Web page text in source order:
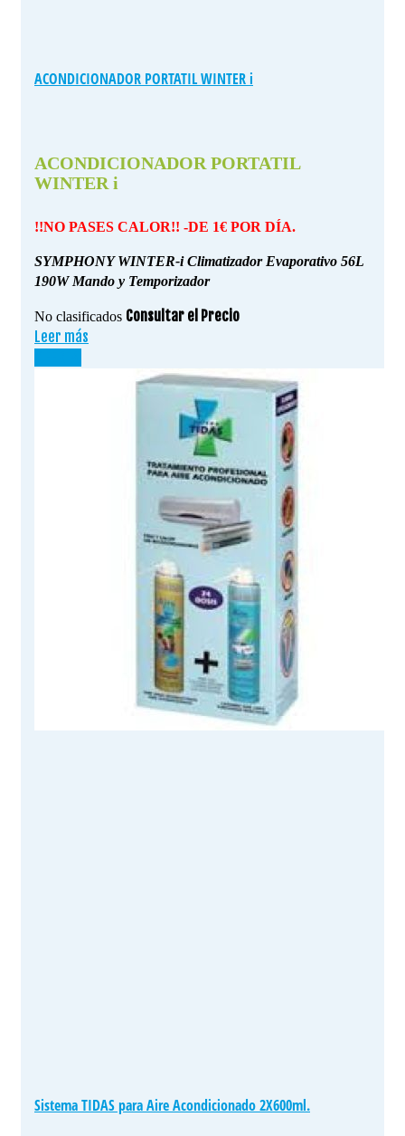
ACONDICIONADOR PORTATIL WINTER i
ACONDICIONADOR PORTATIL
WINTER i
!!NO PASES CALOR!! -DE 1€ POR DÍA.
SYMPHONY WINTER-i Climatizador Evaporativo 56L
190W Mando y Temporizador
No clasificados Consultar el Precio
Leer más
Sistema TIDAS para Aire Acondicionado 2X600ml.